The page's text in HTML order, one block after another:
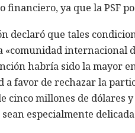
financiero, ya que la PSF
declaró que tales
«comunidad internacional
habría sido la mayor
a favor de rechazar la
cinco millones de dólares
especialmente